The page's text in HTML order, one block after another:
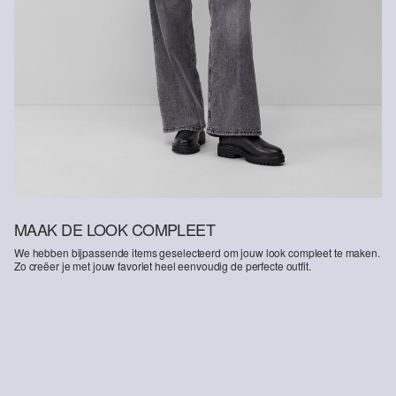
MAAK DE LOOK COMPLEET
We hebben bijpassende items geselecteerd om jouw look compleet te maken.
Zo creëer je met jouw favoriet heel eenvoudig de perfecte outfit.